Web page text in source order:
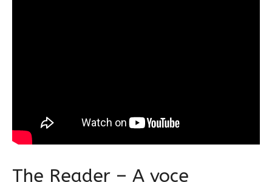
The Reader – A voce